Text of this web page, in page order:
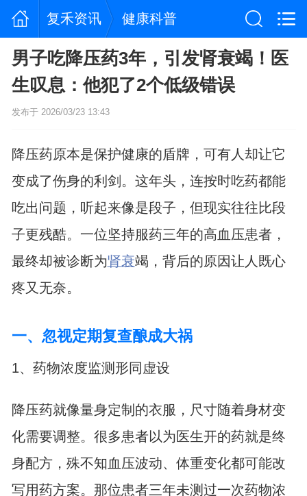
复禾资讯 健康科普
男子吃降压药3年，引发肾衰竭！医
生叹息：他犯了2个低级错误
发布于 2026/03/23 13:43
降压药原本是保护健康的盾牌，可有人却让它
变成了伤身的利剑。这年头，连按时吃药都能
吃出问题，听起来像是段子，但现实往往比段
子更残酷。一位坚持服药三年的高血压患者，
最终却被诊断为肾衰竭，背后的原因让人既心
疼又无奈。
一、忽视定期复查酿成大祸
1、药物浓度监测形同虚设
降压药就像量身定制的衣服，尺寸随着身材变
化需要调整。很多患者以为医生开的药就是终
身配方，殊不知血压波动、体重变化都可能改
写用药方案。那位患者三年未测过一次药物浓